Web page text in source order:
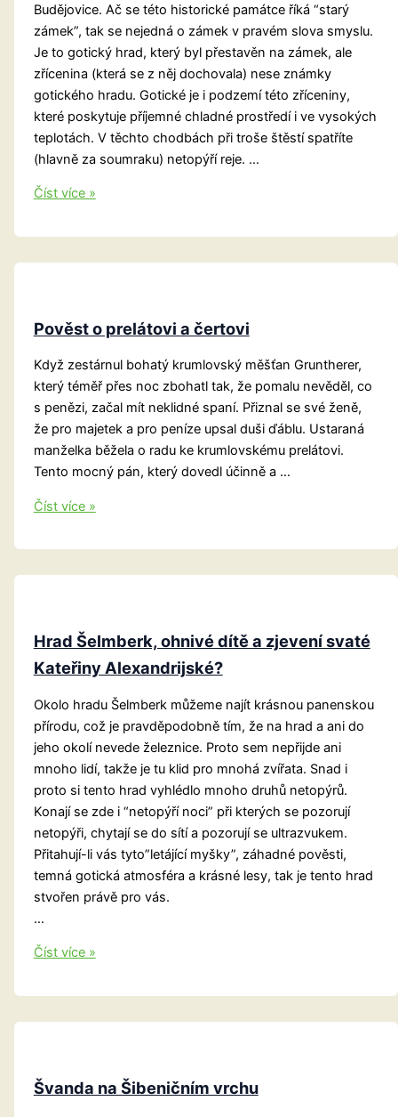
Budějovice. Ač se této historické památce říká “starý
zámek”, tak se nejedná o zámek v pravém slova smyslu.
Je to gotický hrad, který byl přestavěn na zámek, ale
zřícenina (která se z něj dochovala) nese známky
gotického hradu. Gotické je i podzemí této zříceniny,
které poskytuje příjemné chladné prostředí i ve vysokých
teplotách. V těchto chodbách při troše štěstí spatříte
(hlavně za soumraku) netopýří reje. …
Hrad
a
Číst více »
Pověst o prelátovi a čertovi
Když zestárnul bohatý krumlovský měšťan Gruntherer,
který téměř přes noc zbohatl tak, že pomalu nevěděl, co
s penězi, začal mít neklidné spaní. Přiznal se své ženě,
že pro majetek a pro peníze upsal duši ďáblu. Ustaraná
manželka běžela o radu ke krumlovskému prelátovi.
Tento mocný pán, který dovedl účinně a …
Pověst
prelátovi
Číst více »
Hrad Šelmberk, ohnivé dítě a zjevení svaté
Kateřiny Alexandrijské?
Okolo hradu Šelmberk můžeme najít krásnou panenskou
přírodu, což je pravděpodobně tím, že na hrad a ani do
jeho okolí nevede železnice. Proto sem nepřijde ani
mnoho lidí, takže je tu klid pro mnohá zvířata. Snad i
proto si tento hrad vyhlédlo mnoho druhů netopýrů.
Konají se zde i “netopýří noci” při kterých se pozorují
netopýři, chytají se do sítí a pozorují se ultrazvukem.
Přitahují-li vás tyto”letájící myšky”, záhadné pověsti,
temná gotická atmosféra a krásné lesy, tak je tento hrad
stvořen právě pro vás.
…
Hrad
ohnivé
svaté
Číst více »
Švanda na Šibeničním vrchu